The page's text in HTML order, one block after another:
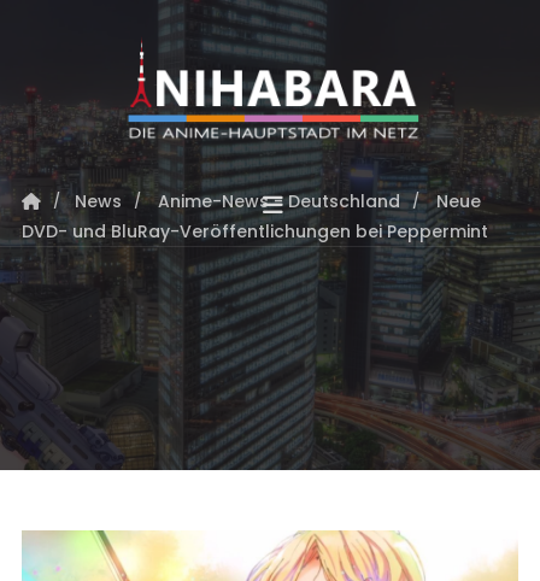
News Anime-News - Deutschland
Neue
DVD- und BluRay-Veröffentlichungen bei Peppermint